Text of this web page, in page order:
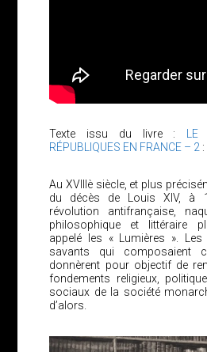
Texte issu du livre :
RÉPUBLIQUES EN FRANCE – 2 :
Au XVIIIè siècle, et plus
du décès de Louis XIV, à
révolution antifrançaise,
philosophique et littéraire
appelé les « Lumières ».
savants qui composaient
donnèrent pour objectif de
fondements religieux,
sociaux de la société
d’alors.